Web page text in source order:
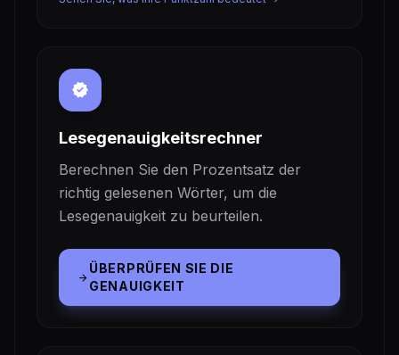
verified
Lesegenauigkeitsrechner
Berechnen Sie den Prozentsatz der
richtig gelesenen Wörter, um die
Lesegenauigkeit zu beurteilen.
arrow_forward
ÜBERPRÜFEN SIE DIE
GENAUIGKEIT